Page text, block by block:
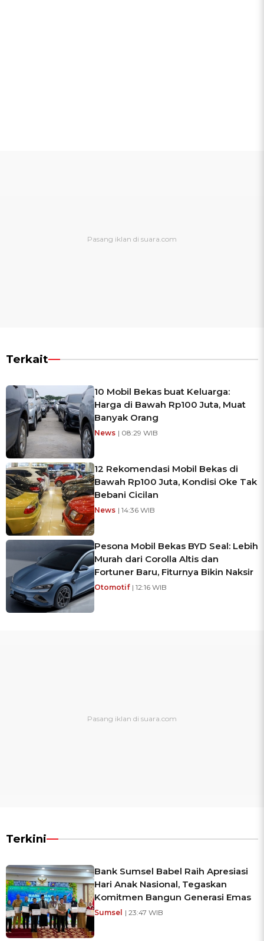
Terkait
10 Mobil Bekas buat Keluarga:
Harga di Bawah Rp100 Juta, Muat
Banyak Orang
News | 08:29 WIB
12 Rekomendasi Mobil Bekas di
Bawah Rp100 Juta, Kondisi Oke Tak
Bebani Cicilan
News | 14:36 WIB
Pesona Mobil Bekas BYD Seal: Lebih
Murah dari Corolla Altis dan
Fortuner Baru, Fiturnya Bikin Naksir
Otomotif | 12:16 WIB
Terkini
Bank Sumsel Babel Raih Apresiasi
Hari Anak Nasional, Tegaskan
Komitmen Bangun Generasi Emas
Sumsel | 23:47 WIB